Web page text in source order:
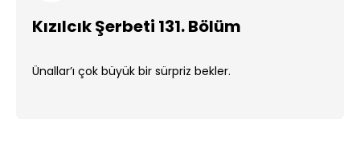
Kızılcık Şerbeti 131. Bölüm
Ünallar’ı çok büyük bir sürpriz bekler.